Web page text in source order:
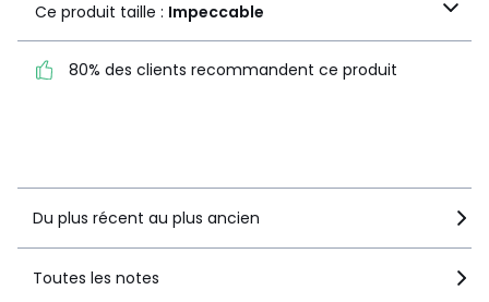
Impeccable
80% des clients
Ce produit taille : Impeccable
80% des clients recommandent ce produit
Du plus récent au plus ancien
Toutes les notes